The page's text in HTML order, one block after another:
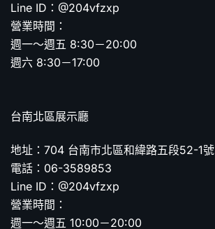
Line ID：@204vfzxp
營業時間：
週一～週五 8:30－20:00
週六 8:30－17:00
台南北區展示廳
地址：704 台南市北區和緯路五段52-1號
電話：06-3589853
Line ID：@204vfzxp
營業時間：
週一～週五 10:00－20:00